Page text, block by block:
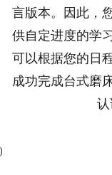
言版本。因此，
供自定进度的学
可以根据您的日
成功完成台式磨
认
)